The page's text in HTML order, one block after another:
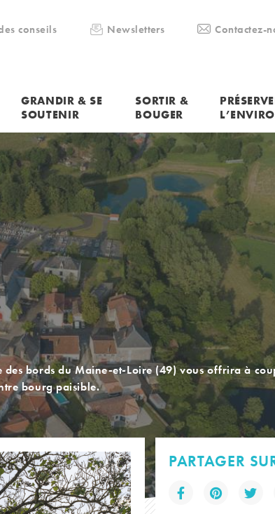
conseils Newsletters Contactez-
GRANDIR & SE
SOUTENIR
SORTIR &
BOUGER
bords du Maine-et-Loire (49) vous offrira à
bourg paisible.
PARTAGER